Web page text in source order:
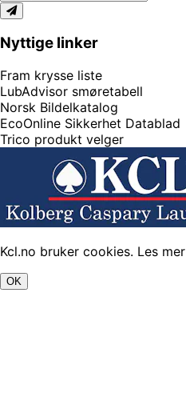
Nyttige linker
Fram krysse liste
LubAdvisor smøretabell
Norsk Bildelkatalog
EcoOnline Sikkerhet Datablad
Trico produkt velger
Kcl.no bruker cookies. Les mer
OK